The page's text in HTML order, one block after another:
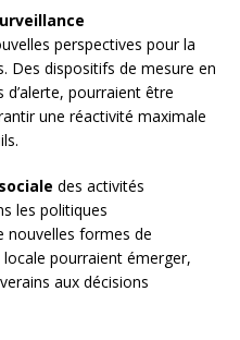
perspectives pour la
Des dispositifs de mesure en
pourraient être
une réactivité maximale
des activités
les politiques
nouvelles formes de
pourraient émerger,
aux décisions